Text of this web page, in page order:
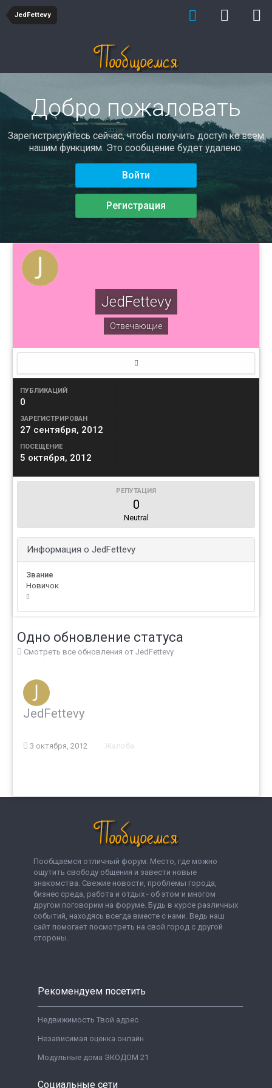
JedFettevy
Добро пожаловать
Зарегистрируйтесь сейчас, чтобы получить доступ ко всем
нашим функциям. Это сообщение будет удалено.
Войти
Регистрация
JedFettevy
Отвечающие
ПУБЛИКАЦИЙ
0
ЗАРЕГИСТРИРОВАН
27 сентября, 2012
ПОСЕЩЕНИЕ
5 октября, 2012
РЕПУТАЦИЯ
0
Neutral
Информация о JedFettevy
Звание
Новичок
Одно обновление статуса
Смотреть все обновления от JedFettevy
JedFettevy
3 октября, 2012 Жалоба
Пообщаемся отличный форум. Место, где можно
ощутить свободу общения и завести новые
знакомства. Свежие новости, проблемы города,
бизнес среда, работа и отдых - об этом и многом
другом поговорим на форуме. Будь в курсе различных
событий, находясь всегда вместе с нами. Ведь наш
сайт помогает посмотреть на свой город с другой
стороны.
Рекомендуем посетить
Недвижимость Твой адрес
Независимая оценка онлайн
Модульные дома ЭКОДОМ 21
Социальные сети